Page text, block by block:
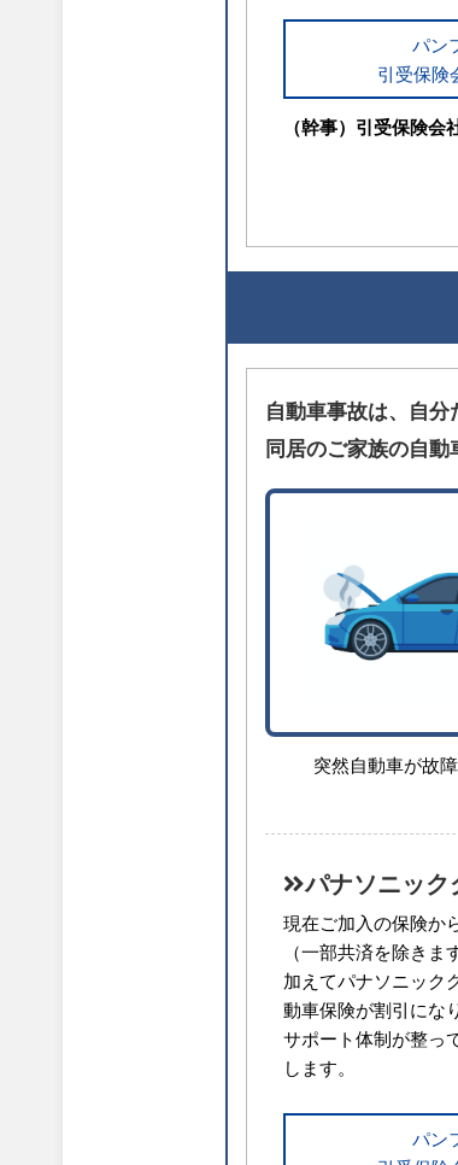
パン
引受保険
（幹事）引受保険
自動車事故は、自分
同居のご家族の自動
突然自動車が故
パナソニック
現在ご加入の保険か
（一部共済を除きま
加えてパナソニック
動車保険が割引にな
サポート体制が整っ
します。
パン